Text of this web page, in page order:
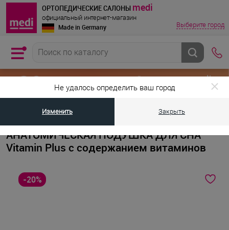
Не удалось определить ваш город
Изменить Закрыть
ОРТОПЕДИЧЕСКИЕ САЛОНЫ medi
официальный интернет-магазин
Made in Germany Выберите город
Главная страница • Ортопедические подушки и
АНАТОМИЧЕСКАЯ ПОДУШКА ДЛЯ СНА
Vitamin Plus с содержанием витаминов
-20%